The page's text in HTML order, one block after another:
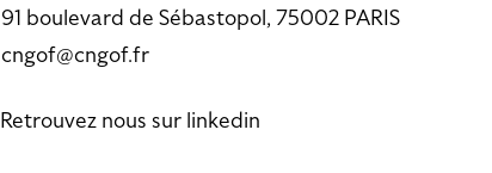
91 boulevard de Sébastopol, 75002 PARIS
cngof@cngof.fr
Retrouvez nous sur linkedin